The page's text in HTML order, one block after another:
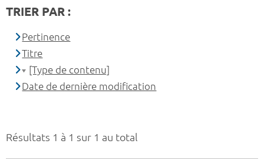
Résultats 1 à 1 sur 1 au total
TRIER PAR :
Pertinence
Titre
[Type de contenu]
Date de dernière modification